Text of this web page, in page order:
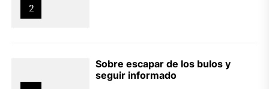
2
Sobre escapar de los bulos y
seguir informado